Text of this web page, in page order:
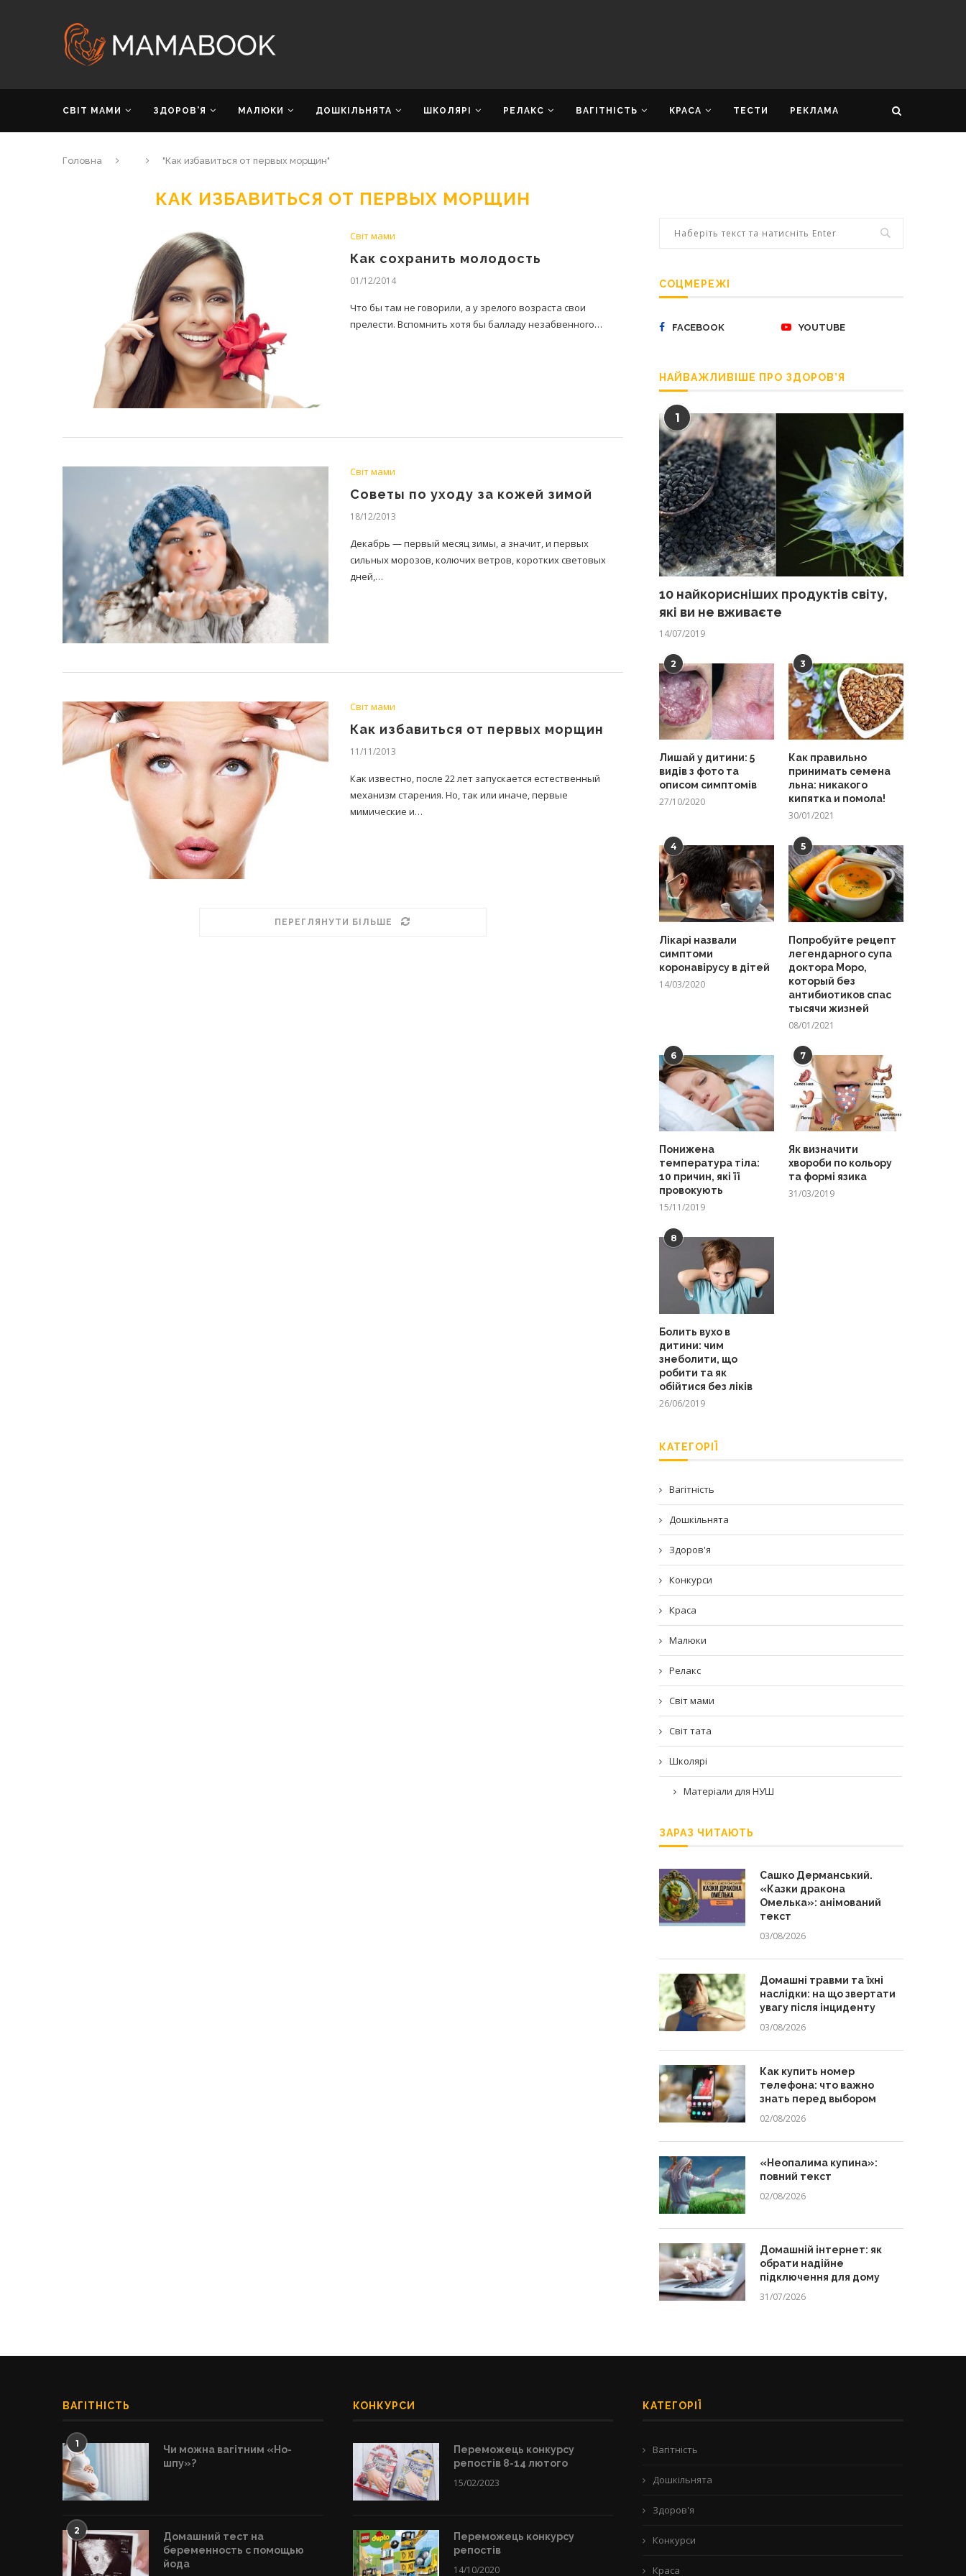
СВІТ МАМИ ЗДОРОВ’Я МАЛЮКИ ДОШКІЛЬНЯТА ШКОЛЯРІ РЕЛАКС ВАГІТНІСТЬ КРАСА ТЕСТИ РЕКЛАМА
Головна "Как избавиться от первых морщин"
КАК ИЗБАВИТЬСЯ ОТ ПЕРВЫХ МОРЩИН
Світ мами
Как сохранить молодость
01/12/2014
Что бы там не говорили, а у зрелого возраста свои
прелести. Вспомнить хотя бы балладу незабвенного…
Світ мами
Советы по уходу за кожей зимой
18/12/2013
Декабрь — первый месяц зимы, а значит, и первых
сильных морозов, колючих ветров, коротких световых
дней,…
Світ мами
Как избавиться от первых морщин
11/11/2013
Как известно, после 22 лет запускается естественный
механизм старения. Но, так или иначе, первые
мимические и…
ПЕРЕГЛЯНУТИ БІЛЬШЕ
СОЦМЕРЕЖІ
FACEBOOK YOUTUBE
НАЙВАЖЛИВІШЕ ПРО ЗДОРОВ’Я
1
10 найкорисніших продуктів світу,
які ви не вживаєте
14/07/2019
2
Лишай у дитини: 5
видів з фото та
описом симптомів
27/10/2020
3
Как правильно
принимать семена
льна: никакого
кипятка и помола!
30/01/2021
4
Лікарі назвали
симптоми
коронавірусу в дітей
14/03/2020
5
Попробуйте рецепт
легендарного супа
доктора Моро,
который без
антибиотиков спас
тысячи жизней
08/01/2021
6
Понижена
температура тіла:
10 причин, які її
провокують
15/11/2019
7
Як визначити
хвороби по кольору
та формі язика
31/03/2019
8
Болить вухо в
дитини: чим
знеболити, що
робити та як
обійтися без ліків
26/06/2019
КАТЕГОРІЇ
Вагітність
Дошкільнята
Здоров'я
Конкурси
Краса
Малюки
Релакс
Світ мами
Світ тата
Школярі
Матеріали для НУШ
ЗАРАЗ ЧИТАЮТЬ
Сашко Дерманський.
«Казки дракона
Омелька»: анімований
текст
03/08/2026
Домашні травми та їхні
наслідки: на що звертати
увагу після інциденту
03/08/2026
Как купить номер
телефона: что важно
знать перед выбором
02/08/2026
«Неопалима купина»:
повний текст
02/08/2026
Домашній інтернет: як
обрати надійне
підключення для дому
31/07/2026
ВАГІТНІСТЬ
1
Чи можна вагітним «Но-
шпу»?
2
Домашний тест на
беременность с помощью
йода
КОНКУРСИ
Переможець конкурсу
репостів 8-14 лютого
15/02/2023
Переможець конкурсу
репостів
14/10/2020
КАТЕГОРІЇ
Вагітність
Дошкільнята
Здоров'я
Конкурси
Краса